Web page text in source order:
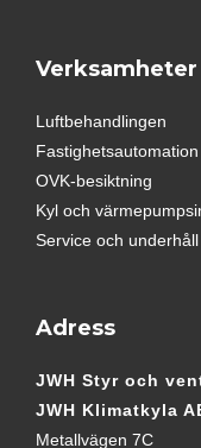
Verksamheter
Luftbehandlingen
Fastighetsautomation
OVK-besiktning
Kyl och
Service och underhåll
Adress
JWH Styr och
JWH Klimatkyla
Metallvägen 7C